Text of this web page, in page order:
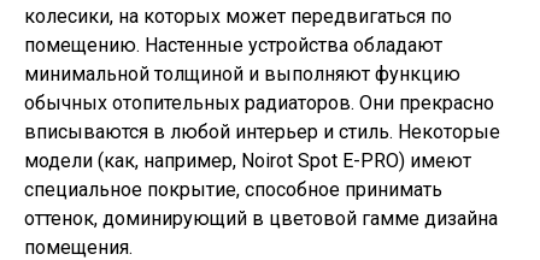
колесики, на которых может передвигаться по
помещению. Настенные устройства обладают
минимальной толщиной и выполняют функцию
обычных отопительных радиаторов. Они прекрасно
вписываются в любой интерьер и стиль. Некоторые
модели (как, например, Noirot Spot E-PRO) имеют
специальное покрытие, способное принимать
оттенок, доминирующий в цветовой гамме дизайна
помещения.